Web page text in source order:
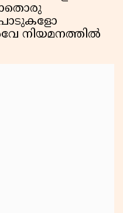
നിയമനത്തിൽ